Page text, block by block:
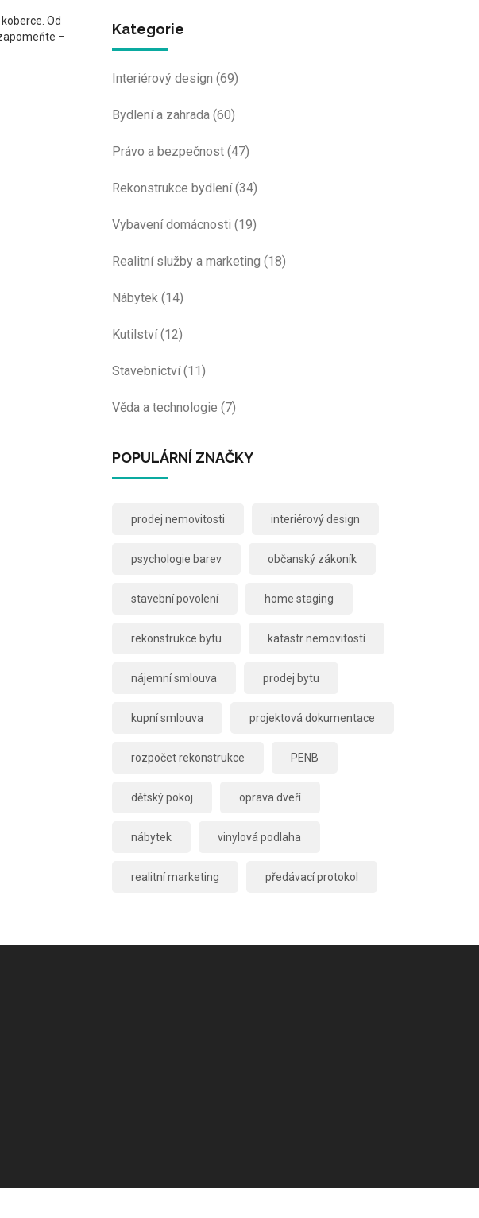
Od
–
Kategorie
Interiérový design (69)
Bydlení a zahrada (60)
Právo a bezpečnost (47)
Rekonstrukce bydlení(34)
Vybavení domácnosti (19)
Realitní služby a marketing (18)
Nábytek (14)
Kutilství(12)
Stavebnictví(11)
Věda a technologie (7)
POPULÁRNÍ ZNAČKY
prodej nemovitosti interiérový design
psychologie barev občanský zákoník
stavební povolení home staging
rekonstrukce bytu katastr nemovitostí
nájemní smlouva prodej bytu
kupní smlouva projektová dokumentace
rozpočet rekonstrukce PENB
dětský pokoj oprava dveří
nábytek vinylová podlaha
realitní marketing předávací protokol